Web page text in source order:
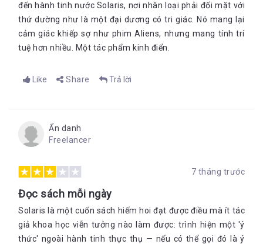
đến hành tinh nước Solaris, nơi nhân loại phải đối mặt với
thứ dường như là một đại dương có tri giác. Nó mang lại
cảm giác khiếp sợ như phim Aliens, nhưng mang tính trí
tuệ hơn nhiều. Một tác phẩm kinh điển.
Like Share Trả lời
Ẩn danh
Freelancer
7 tháng trước
Đọc sách mỗi ngày
Solaris là một cuốn sách hiếm hoi đạt được điều mà ít tác
giả khoa học viễn tưởng nào làm được: trình hiện một 'ý
thức' ngoài hành tinh thực thụ — nếu có thể gọi đó là ý